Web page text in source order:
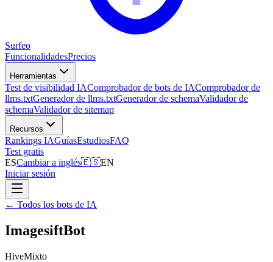
Surfeo
FuncionalidadesPrecios
Herramientas
Test de visibilidad IAComprobador de bots de IAComprobador de
llms.txtGenerador de llms.txtGenerador de schemaValidador de
schemaValidador de sitemap
Recursos
Rankings IAGuíasEstudiosFAQ
Test gratis
ESCambiar a inglés🇪🇸EN
Iniciar sesión
← Todos los bots de IA
ImagesiftBot
HiveMixto